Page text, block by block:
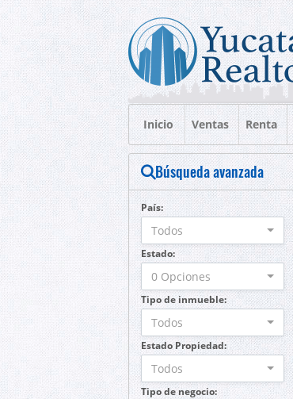
Inicio Ventas Renta
Búsqueda avanzada
País:
Todos
Estado:
0 Opciones
Tipo de inmueble:
Todos
Estado Propiedad:
Todos
Tipo de negocio: